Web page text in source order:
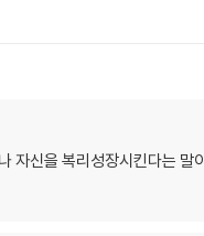
자신을 복리성장시킨다는 말